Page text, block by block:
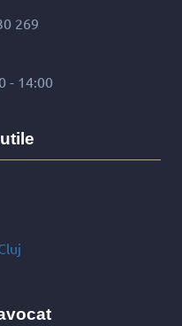
269
- 14:00